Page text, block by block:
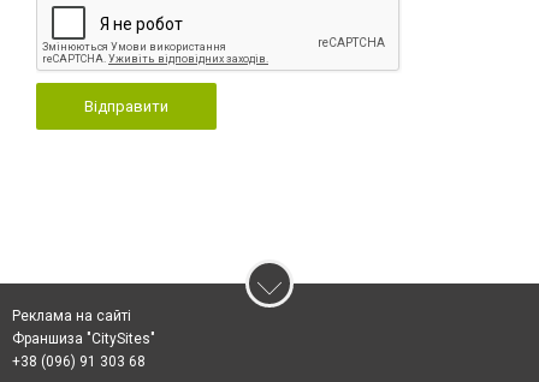
Відправити
Реклама на сайті
Франшиза "CitySites"
+38 (096) 91 303 68